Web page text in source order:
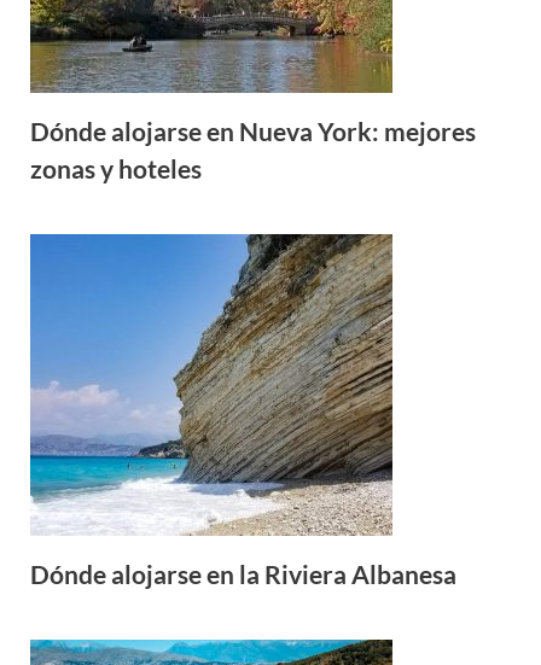
Dónde alojarse en Nueva York: mejores
zonas y hoteles
Dónde alojarse en la Riviera Albanesa